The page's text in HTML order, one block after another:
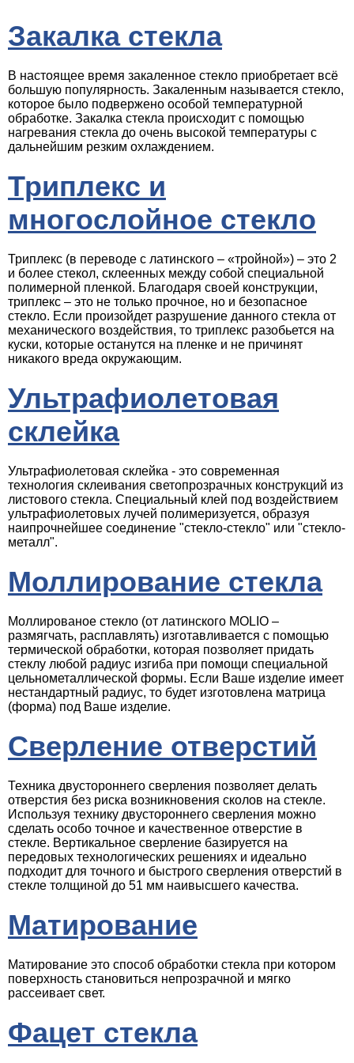
Закалка стекла
В настоящее время закаленное стекло приобретает всё
большую популярность. Закаленным называется стекло,
которое было подвержено особой температурной
обработке. Закалка стекла происходит с помощью
нагревания стекла до очень высокой температуры с
дальнейшим резким охлаждением.
Триплекс и
многослойное стекло
Триплекс (в переводе с латинского – «тройной») – это 2
и более стекол, склеенных между собой специальной
полимерной пленкой. Благодаря своей конструкции,
триплекс – это не только прочное, но и безопасное
стекло. Если произойдет разрушение данного стекла от
механического воздействия, то триплекс разобьется на
куски, которые останутся на пленке и не причинят
никакого вреда окружающим.
Ультрафиолетовая
склейка
Ультрафиолетовая склейка - это современная
технология склеивания светопрозрачных конструкций из
листового стекла. Специальный клей под воздействием
ультрафиолетовых лучей полимеризуется, образуя
наипрочнейшее соединение "стекло-стекло" или "стекло-
металл".
Моллирование стекла
Моллированое стекло (от латинского MOLIO –
размягчать, расплавлять) изготавливается с помощью
термической обработки, которая позволяет придать
стеклу любой радиус изгиба при помощи специальной
цельнометаллической формы. Если Ваше изделие имеет
нестандартный радиус, то будет изготовлена матрица
(форма) под Ваше изделие.
Сверление отверстий
Техника двустороннего сверления позволяет делать
отверстия без риска возникновения сколов на стекле.
Используя технику двустороннего сверления можно
сделать особо точное и качественное отверстие в
стекле. Вертикальное сверление базируется на
передовых технологических решениях и идеально
подходит для точного и быстрого сверления отверстий в
стекле толщиной до 51 мм наивысшего качества.
Матирование
Матирование это способ обработки стекла при котором
поверхность становиться непрозрачной и мягко
рассеивает свет.
Фацет стекла